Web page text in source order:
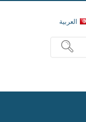
العربية